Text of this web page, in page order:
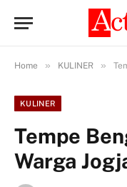
Home » KULINER »
KULINER
Tempe
Warga